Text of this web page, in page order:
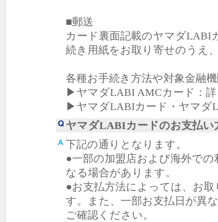
■郵送
カード裏面記載のヤマダLABI
続き用紙をお取り寄せのうえ
各種お手続き方法や対象金融
▶ヤマダLABI AMCカード：
▶ヤマダLABIカード・ヤマダ
ヤマダLABIカードのお支払い
下記の通りとなります。
●一部の加盟店および海外で
なる場合があります。
●お支払方法によっては、お
す。また、一部お支払日が異
ご確認ください。